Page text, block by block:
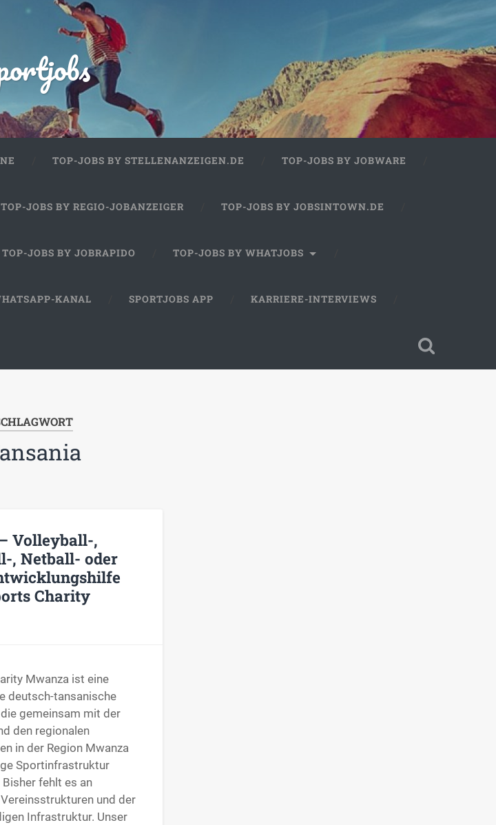
TOP-JOBS BY STELLENANZEIGEN.DE TOP-JOBS BY JOBWARE
TOP-JOBS BY REGIO-JOBANZEIGER TOP-JOBS BY JOBSINTOWN.DE
TOP-JOBS BY JOBRAPIDO TOP-JOBS BY WHATJOBS
KANAL SPORTJOBS APP KARRIERE-INTERVIEWS
Volleyball-,
, Netball- oder
Charity
Mwanza ist eine
deutsch-tansanische
gemeinsam mit der
den regionalen
in der Region Mwanza
Sportinfrastruktur
fehlt es an
und der
Infrastruktur. Unser